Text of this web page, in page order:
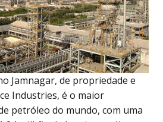
Jamnagar, de propriedade e
Industries, é o maior
petróleo do mundo, com uma